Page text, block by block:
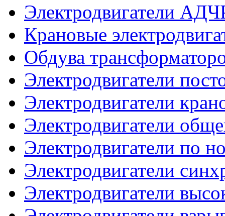
Электродвигатели
Крановые
Обдува
Электродвигатели
Электродвигатели
Электродвигатели
Электродвигатели по
Электродвигатели
Электродвигатели